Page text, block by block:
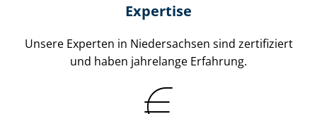
Expertise
Unsere Experten in Niedersachsen sind zertifiziert
und haben jahrelange Erfahrung.